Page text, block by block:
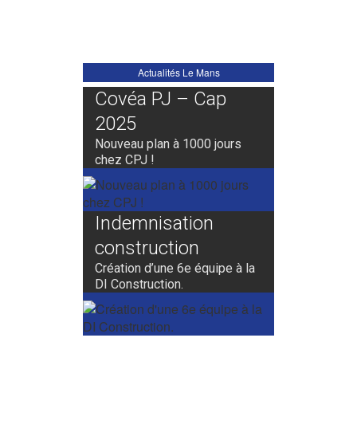
Actualités Le Mans
Covéa PJ – Cap
2025
Nouveau plan à 1000 jours
chez CPJ !
Indemnisation
construction
Création d’une 6e équipe à la
DI Construction.